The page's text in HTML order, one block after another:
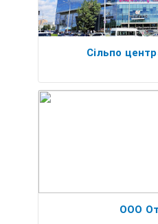
Сільпо
ООО